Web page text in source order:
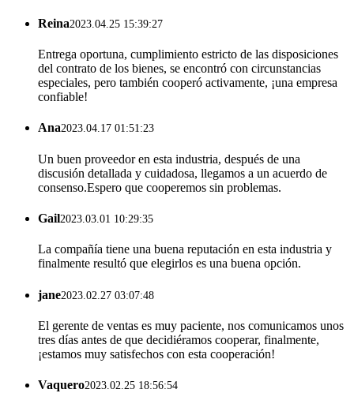
Reina2023.04.25 15:39:27
Entrega oportuna, cumplimiento estricto de las disposiciones
del contrato de los bienes, se encontró con circunstancias
especiales, pero también cooperó activamente, ¡una empresa
confiable!
Ana2023.04.17 01:51:23
Un buen proveedor en esta industria, después de una
discusión detallada y cuidadosa, llegamos a un acuerdo de
consenso.Espero que cooperemos sin problemas.
Gail2023.03.01 10:29:35
La compañía tiene una buena reputación en esta industria y
finalmente resultó que elegirlos es una buena opción.
jane2023.02.27 03:07:48
El gerente de ventas es muy paciente, nos comunicamos unos
tres días antes de que decidiéramos cooperar, finalmente,
¡estamos muy satisfechos con esta cooperación!
Vaquero2023.02.25 18:56:54